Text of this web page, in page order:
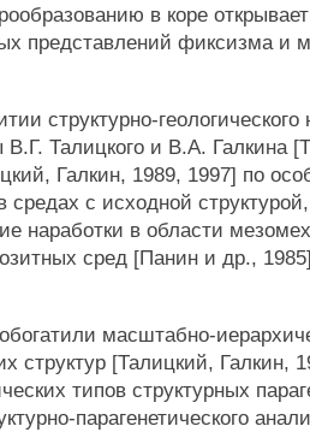
в коре
представлений фиксизма и
структурно-геологического
Талицкого и В.А. Галкина
Галкин, 1989, 1997] по
средах с исходной
наработки в области
сред [Панин и др.,
масштабно-
структур [Талицкий, Галкин,
типов структурных
парагенетического